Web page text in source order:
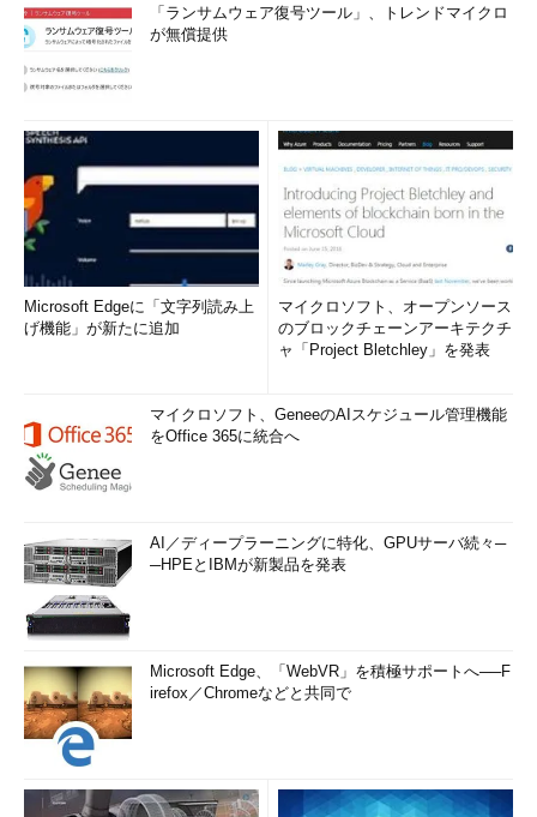
「ランサムウェア復号ツール」、トレンドマイクロ
が無償提供
Microsoft Edgeに「文字列読み上
げ機能」が新たに追加
マイクロソフト、オープンソース
のブロックチェーンアーキテクチ
ャ「Project Bletchley」を発表
マイクロソフト、GeneeのAIスケジュール管理機能
をOffice 365に統合へ
AI／ディープラーニングに特化、GPUサーバ続々─
─HPEとIBMが新製品を発表
Microsoft Edge、「WebVR」を積極サポートへ──F
irefox／Chromeなどと共同で